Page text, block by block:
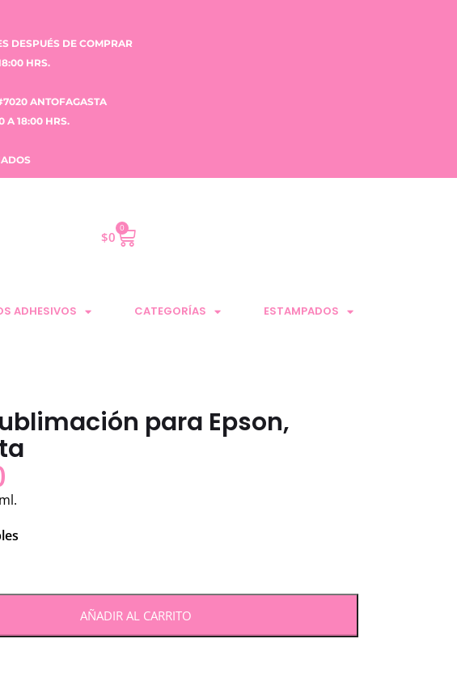
DESPUÉS DE COMPRAR
HRS.
ANTOFAGASTA
A 18:00 HRS.
$0
0
ADHESIVOS CATEGORÍAS ESTAMPADOS
para Epson,
AÑADIR AL CARRITO